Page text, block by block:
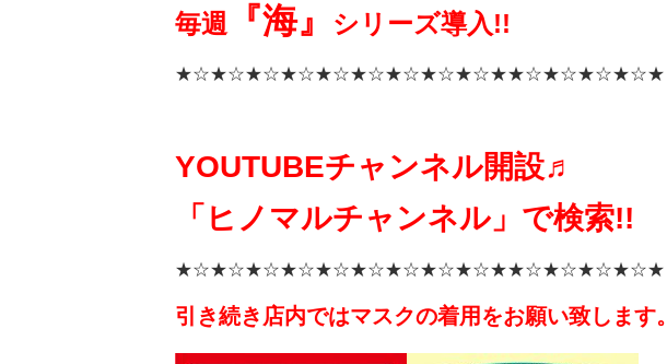
毎週
『海』 シリーズ導入!!
★☆★☆★☆★☆★☆★☆★☆★☆★☆★★☆★☆★☆★☆★
YOUTUBEチャンネル開設♬
「ヒノマルチャンネル」で検索!!
★☆★☆★☆★☆★☆★☆★☆★☆★☆★★☆★☆★☆★☆★
引き続き店内ではマスクの着用をお願い致します。